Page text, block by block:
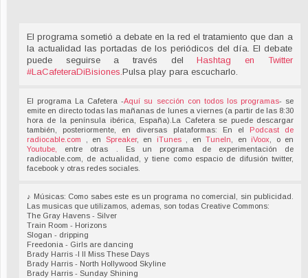
El programa sometió a debate en la red el tratamiento que dan a
la actualidad las portadas de los periódicos del día. El debate
puede seguirse a través delHashtag en Twitter
#LaCafeteraDiBisiones.Pulsa play para escucharlo.
El programa La Cafetera -Aquí su sección con todos los programas- se
emite en directo todas las mañanas de lunes a viernes (a partir de las 8:30
hora de la península ibérica, España).La Cafetera se puede descargar
también, posteriormente, en diversas plataformas: En el Podcast de
radiocable.com
, en Spreaker, en iTunes , enTuneIn , en iVoox , o en
Youtube,
entre otras . Es un programa de experimentación de
radiocable.com, de actualidad, y tiene como espacio de difusión twitter,
facebook y otras redes sociales.
♪ Músicas: Como sabes este es un programa no comercial, sin publicidad.
Las musicas que utilizamos, ademas, son todas Creative Commons:
The Gray Havens - Silver
Train Room - Horizons
Slogan - dripping
Freedonia - Girls are dancing
Brady Harris -I ll Miss These Days
Brady Harris - North Hollywood Skyline
Brady Harris - Sunday Shining